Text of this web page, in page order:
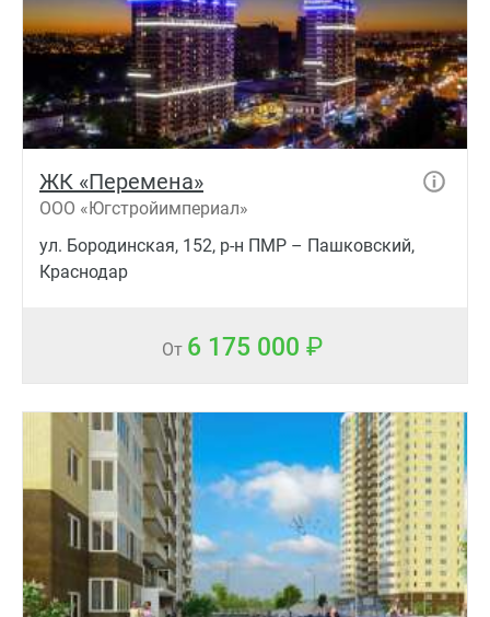
ЖК «Перемена»
ООО «Югстройимпериал»
ул. Бородинская, 152, р-н ПМР – Пашковский,
Краснодар
От 6 175 000